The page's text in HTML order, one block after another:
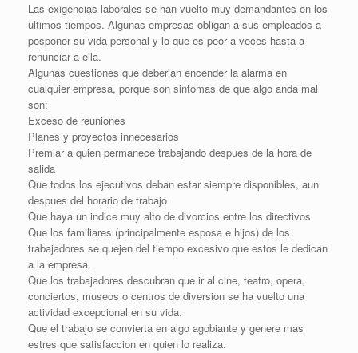
Las exigencias laborales se han vuelto muy demandantes en los
ultimos tiempos. Algunas empresas obligan a sus empleados a
posponer su vida personal y lo que es peor a veces hasta a
renunciar a ella.
Algunas cuestiones que deberian encender la alarma en
cualquier empresa, porque son sintomas de que algo anda mal
son:
Exceso de reuniones
Planes y proyectos innecesarios
Premiar a quien permanece trabajando despues de la hora de
salida
Que todos los ejecutivos deban estar siempre disponibles, aun
despues del horario de trabajo
Que haya un indice muy alto de divorcios entre los directivos
Que los familiares (principalmente esposa e hijos) de los
trabajadores se quejen del tiempo excesivo que estos le dedican
a la empresa.
Que los trabajadores descubran que ir al cine, teatro, opera,
conciertos, museos o centros de diversion se ha vuelto una
actividad excepcional en su vida.
Que el trabajo se convierta en algo agobiante y genere mas
estres que satisfaccion en quien lo realiza.